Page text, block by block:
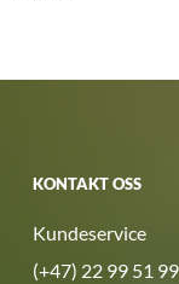
KONTAKT OSS
Kundeservice
(+47) 22 99 51 99